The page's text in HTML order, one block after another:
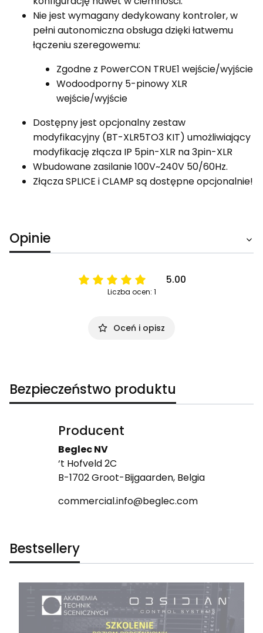
Nie jest wymagany dedykowany kontroler, w
pełni autonomiczna obsługa dzięki łatwemu
łączeniu szeregowemu:
Zgodne z PowerCON TRUE1 wejście/wyjście
Wodoodporny 5-pinowy XLR
wejście/wyjście
Dostępny jest opcjonalny zestaw
modyfikacyjny (BT-XLR5TO3 KIT) umożliwiający
modyfikację złącza IP 5pin-XLR na 3pin-XLR
Wbudowane zasilanie 100V~240V 50/60Hz.
Złącza SPLICE i CLAMP są dostępne opcjonalnie!
Opinie
5.00
Liczba ocen: 1
Oceń i opisz
Bezpieczeństwo produktu
Producent
Beglec NV
‘t Hofveld 2C
B-1702 Groot-Bijgaarden, Belgia
commercial.info@beglec.com
Bestsellery